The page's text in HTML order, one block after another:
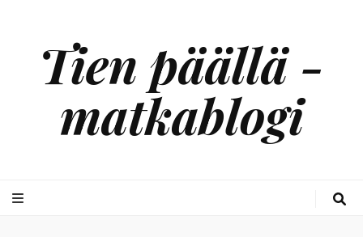
Tien päällä -
matkablogi